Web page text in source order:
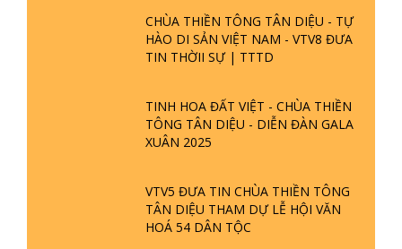
CHÙA THIỀN TÔNG TÂN DIỆU - TỰ
HÀO DI SẢN VIỆT NAM - VTV8 ĐƯA
TIN THỜII SỰ | TTTD
TINH HOA ĐẤT VIỆT - CHÙA THIỀN
TÔNG TÂN DIỆU - DIỄN ĐÀN GALA
XUÂN 2025
VTV5 ĐƯA TIN CHÙA THIỀN TÔNG
TÂN DIỆU THAM DỰ LỄ HỘI VĂN
HOÁ 54 DÂN TỘC